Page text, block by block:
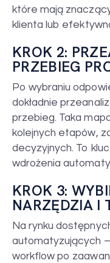
które mają
klienta lub
KROK 2:
PRZEBIEG
Po wybraniu
dokładnie
przebieg. Taka
kolejnych etapów,
decyzyjnych. To
wdrożenia
KROK 3:
NARZĘDZIA I
Na rynku
automatyzujących
workflow po